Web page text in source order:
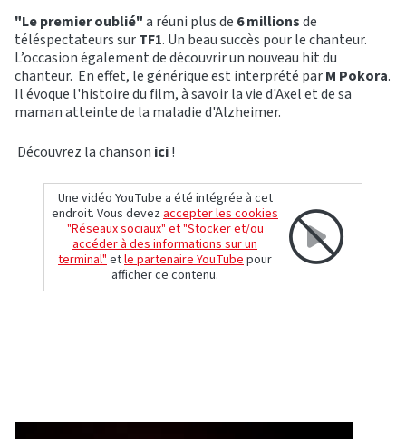
"Le premier oublié"a réuni plus de 6 millionsde
téléspectateurs surTF1. Un beau succès pour le chanteur.
L’occasion également de découvrir un nouveau hit du
chanteur. En effet, le générique est interprété parM Pokora.
Il évoque l'histoire du film, à savoir la vie d'Axel et de sa
maman atteinte de la maladie d'Alzheimer.
Découvrez la chanson ici!
Une vidéo YouTube a été intégrée à cet
endroit. Vous devez accepter les cookies
"Réseaux sociaux" et "Stocker et/ou
accéder à des informations sur un
terminal" etle partenaire YouTube pour
afficher ce contenu.